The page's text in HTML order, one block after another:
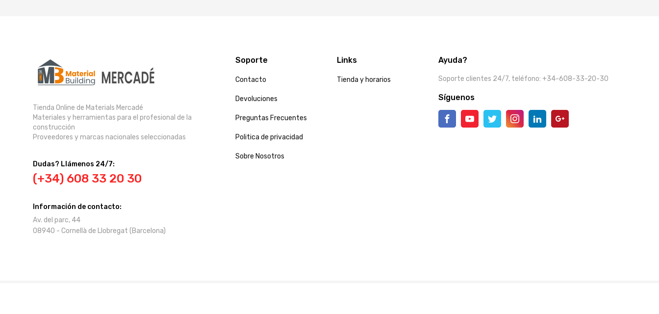
Tienda Online de Materials Mercadé
Materiales y herramientas para el profesional de la
construcción
Proveedores y marcas nacionales seleccionadas
Dudas? Llámenos 24/7:
(+34) 608 33 20 30
Información de contacto:
Av. del parc, 44
08940 - Cornellà de Llobregat (Barcelona)
Soporte
Contacto
Devoluciones
Preguntas Frecuentes
Politica de privacidad
Sobre Nosotros
Links
Tienda y horarios
Ayuda?
Soporte clientes 24/7, teléfono: +34-608-33-20-30
Síguenos